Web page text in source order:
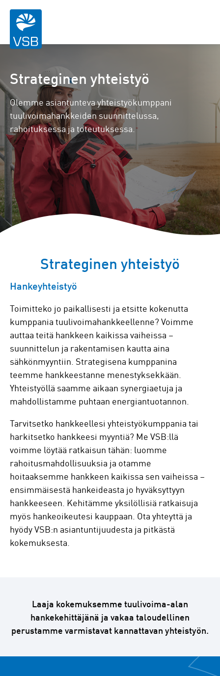
Strateginen yhteistyö
Strateginen yhteistyö
Olemme asiantunteva yhteistyökumppani
tuulivoimahankkeiden suunnittelussa,
rahoituksessa ja toteutuksessa.
Hankeyhteistyö
Toimitteko jo paikallisesti ja etsitte kokenutta
kumppania tuulivoimahankkeellenne? Voimme
auttaa teitä hankkeen kaikissa vaiheissa –
suunnittelun ja rakentamisen kautta aina
sähkönmyyntiin. Strategisena kumppanina
teemme hankkeestanne menestyksekkään.
Yhteistyöllä saamme aikaan synergiaetuja ja
mahdollistamme puhtaan energiantuotannon.
Tarvitsetko hankkeellesi yhteistyökumppania tai
harkitsetko hankkeesi myyntiä? Me VSB:llä
voimme löytää ratkaisun tähän: luomme
rahoitusmahdollisuuksia ja otamme
hoitaaksemme hankkeen kaikissa sen vaiheissa –
ensimmäisestä hankeideasta jo hyväksyttyyn
hankkeeseen. Kehitämme yksilöllisiä ratkaisuja
myös hankeoikeutesi kauppaan. Ota yhteyttä ja
hyödy VSB:n asiantuntijuudesta ja pitkästä
kokemuksesta.
Laaja kokemuksemme tuulivoima-alan
hankekehittäjänä ja vakaa taloudellinen
perustamme varmistavat kannattavan yhteistyön.